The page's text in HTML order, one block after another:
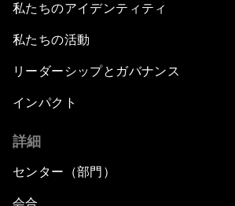
私たちのアイデンティティ
私たちの活動
リーダーシップとガバナンス
インパクト
詳細
センター（部門）